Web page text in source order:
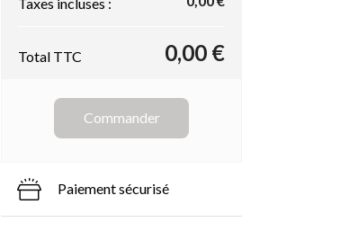
Total TTC 0,00 €
Commander
Paiement sécurisé